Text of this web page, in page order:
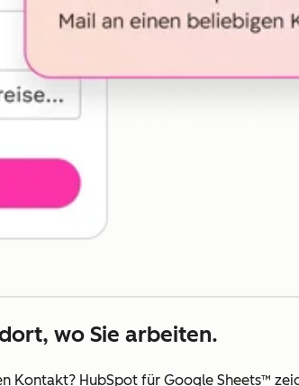
wo Sie arbeiten.
Kontakt? HubSpot für Google Sheets™